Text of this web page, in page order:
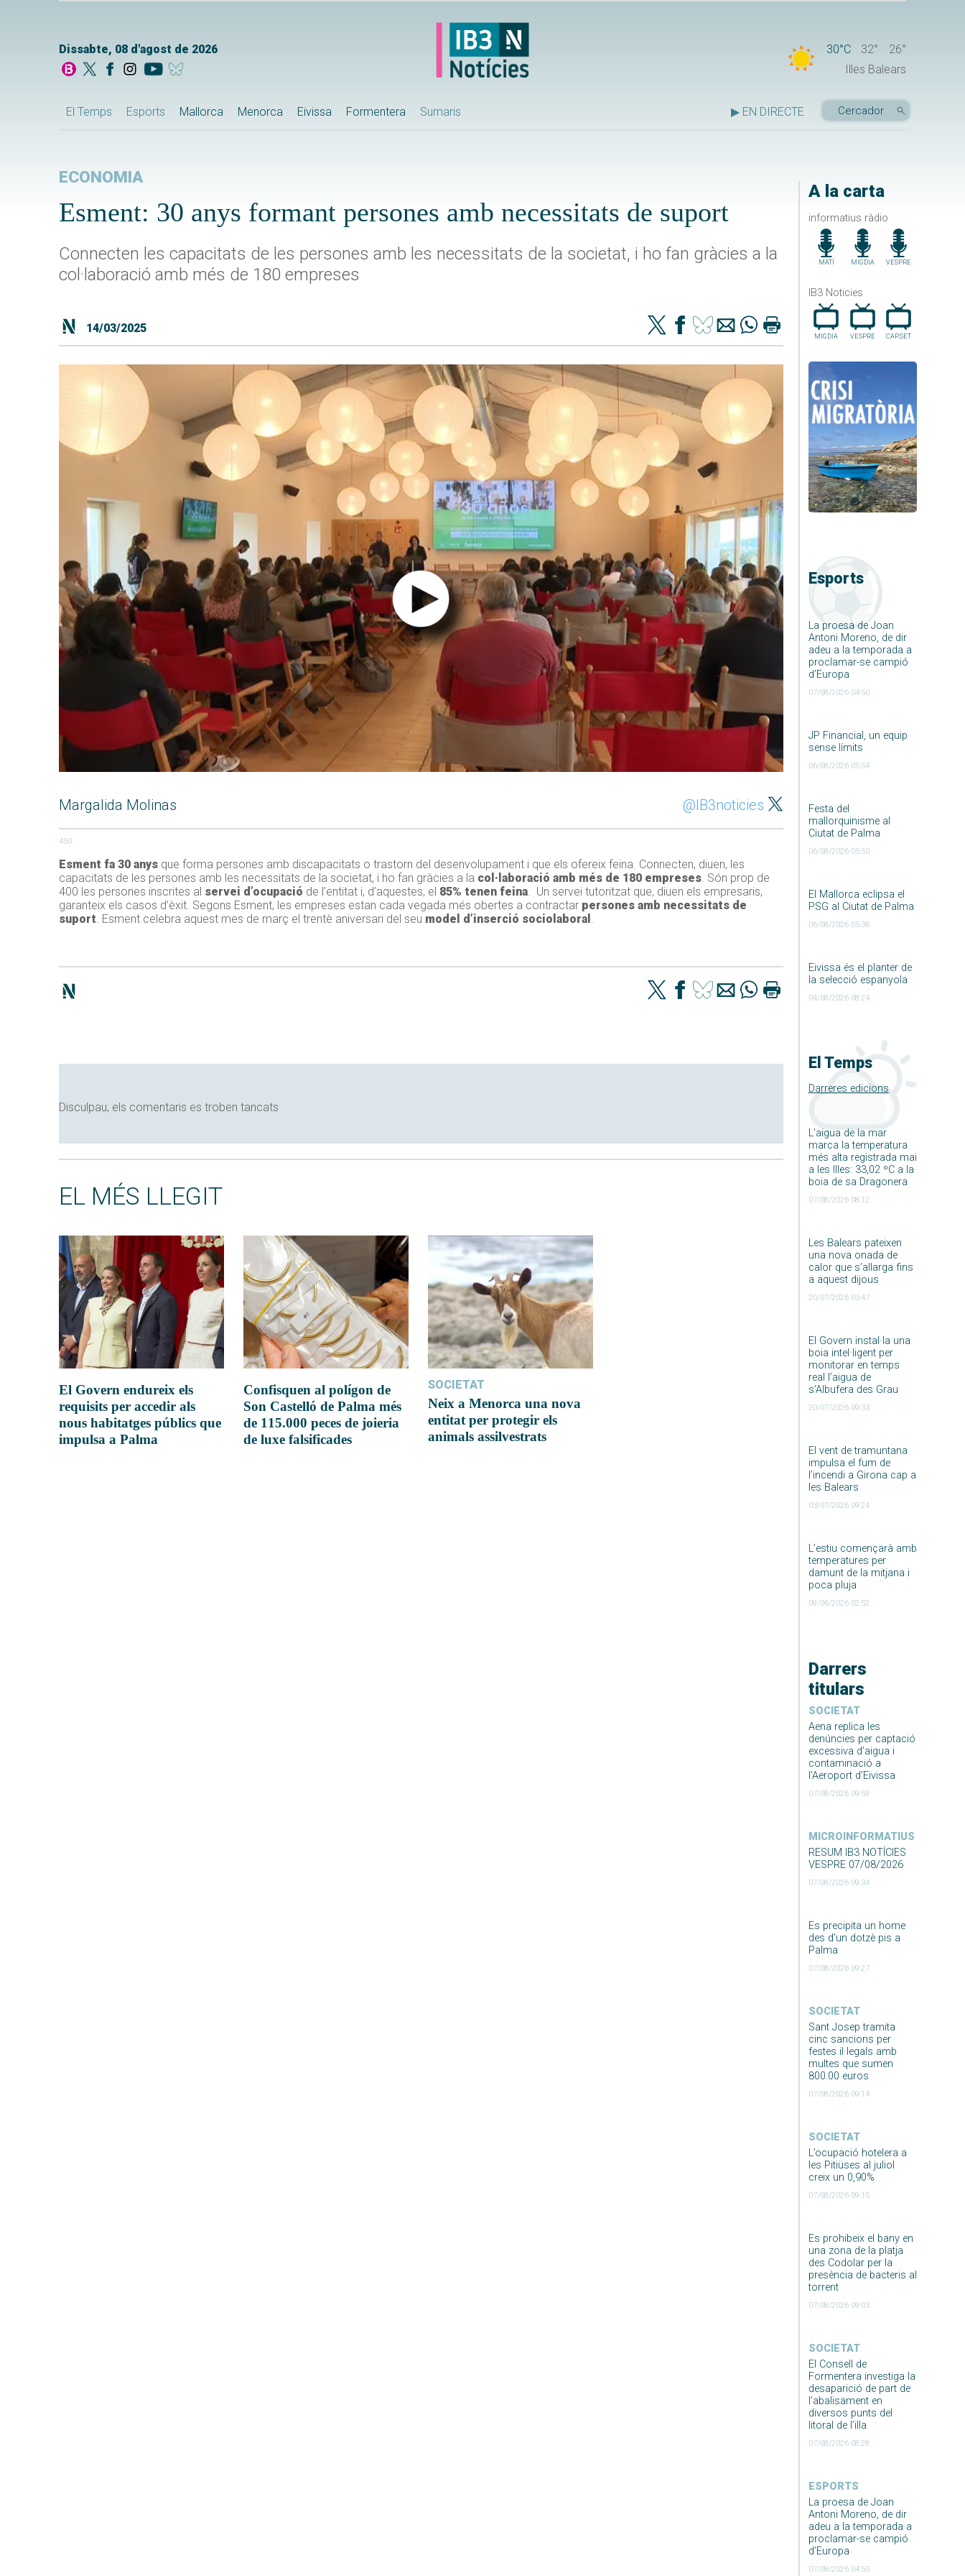
Dissabte, 08 d'agost de 2026 30°C 32°
26°
Illes Balears
El Temps Esports Mallorca Menorca Eivissa Formentera Sumaris ▶ EN DIRECTE
A la carta
informatius ràdio
MATÍ MIGDIA VESPRE
IB3 Noticies
MIGDIA VESPRE CAP.SET
Esports
La proesa de Joan
Antoni Moreno, de dir
adeu a la temporada a
proclamar-se campió
d’Europa
07/08/2026 04:50
JP Financial, un equip
sense límits
06/08/2026 05:54
Festa del
mallorquinisme al
Ciutat de Palma
06/08/2026 05:50
El Mallorca eclipsa el
PSG al Ciutat de Palma
06/08/2026 05:36
Eivissa és el planter de
la selecció espanyola
04/08/2026 08:24
El Temps
Darreres edicions
L’aigua de la mar
marca la temperatura
més alta registrada mai
a les Illes: 33,02 ºC a la
boia de sa Dragonera
07/08/2026 08:12
Les Balears pateixen
una nova onada de
calor que s’allarga fins
a aquest dijous
20/07/2026 03:47
El Govern instal·la una
boia intel·ligent per
monitorar en temps
real l’aigua de
s’Albufera des Grau
20/07/2026 09:33
El vent de tramuntana
impulsa el fum de
l’incendi a Girona cap a
les Balears
03/07/2026 09:24
L’estiu començarà amb
temperatures per
damunt de la mitjana i
poca pluja
09/06/2026 02:52
Darrers
titulars
SOCIETAT
Aena replica les
denúncies per captació
excessiva d’aigua i
contaminació a
l’Aeroport d’Eivissa
07/08/2026 09:59
MICROINFORMATIUS
RESUM IB3 NOTÍCIES
VESPRE 07/08/2026
07/08/2026 09:34
Es precipita un home
des d’un dotzè pis a
Palma
07/08/2026 09:27
SOCIETAT
Sant Josep tramita
cinc sancions per
festes il·legals amb
multes que sumen
800.00 euros
07/08/2026 09:14
SOCIETAT
L’ocupació hotelera a
les Pitiüses al juliol
creix un 0,90%
07/08/2026 09:15
Es prohibeix el bany en
una zona de la platja
des Codolar per la
presència de bacteris al
torrent
07/08/2026 09:03
SOCIETAT
El Consell de
Formentera investiga la
desaparició de part de
l’abalisament en
diversos punts del
litoral de l’illa
07/08/2026 08:28
ESPORTS
La proesa de Joan
Antoni Moreno, de dir
adeu a la temporada a
proclamar-se campió
d’Europa
07/08/2026 04:50
ECONOMIA
Esment: 30 anys formant persones amb necessitats de suport
Connecten les capacitats de les persones amb les necessitats de la societat, i ho fan gràcies a la
col·laboració amb més de 180 empreses
14/03/2025
Margalida Molinas @IB3noticies
450
Esment fa 30 anys que forma persones amb discapacitats o trastorn del desenvolupament i que els ofereix feina. Connecten, diuen, les
capacitats de les persones amb les necessitats de la societat, i ho fan gràcies a la col·laboració amb més de 180 empreses. Són prop de
400 les persones inscrites al servei d’ocupació de l’entitat i, d’aquestes, el 85% tenen feina. Un servei tutoritzat que, diuen els empresaris,
garanteix els casos d’èxit. Segons Esment, les empreses estan cada vegada més obertes a contractar persones amb necessitats de
suport. Esment celebra aquest mes de març el trentè aniversari del seu model d’inserció sociolaboral .
Disculpau, els comentaris es troben tancats
EL MÉS LLEGIT
El Govern endureix els
requisits per accedir als
nous habitatges públics que
impulsa a Palma
Confisquen al polígon de
Son Castelló de Palma més
de 115.000 peces de joieria
de luxe falsificades
SOCIETAT
Neix a Menorca una nova
entitat per protegir els
animals assilvestrats